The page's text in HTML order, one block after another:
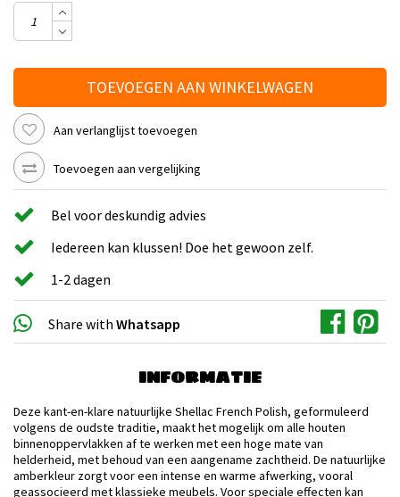
TOEVOEGEN AAN WINKELWAGEN
Aan verlanglijst toevoegen
Toevoegen aan vergelijking
Bel voor deskundig advies
Iedereen kan klussen! Doe het gewoon zelf.
1-2 dagen
Share with Whatsapp
INFORMATIE
Deze kant-en-klare natuurlijke Shellac French Polish, geformuleerd
volgens de oudste traditie, maakt het mogelijk om alle houten
binnenoppervlakken af ​​te werken met een hoge mate van
helderheid, met behoud van een aangename zachtheid. De natuurlijke
amberkleur zorgt voor een intense en warme afwerking, vooral
geassocieerd met klassieke meubels. Voor speciale effecten kan